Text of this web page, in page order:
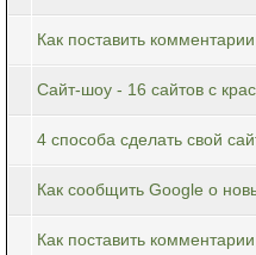
Как поставить
Сайт-шоу - 16 сайтов с
4 способа сделать свой
Как сообщить Google о
Как поставить